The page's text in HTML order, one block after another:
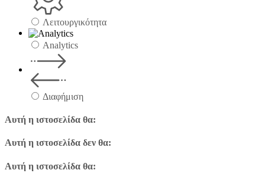
Λειτουργικότητα
Analytics
Διαφήμιση
Αυτή η ιστοσελίδα θα:
Αυτή η ιστοσελίδα δεν θα:
Αυτή η ιστοσελίδα θα: